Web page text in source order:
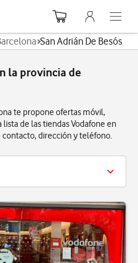
Menu
Abre el
San Adrián De Besós
la provincia de
te propone ofertas móvil,
de las tiendas Vodafone en
contacto, dirección y teléfono.